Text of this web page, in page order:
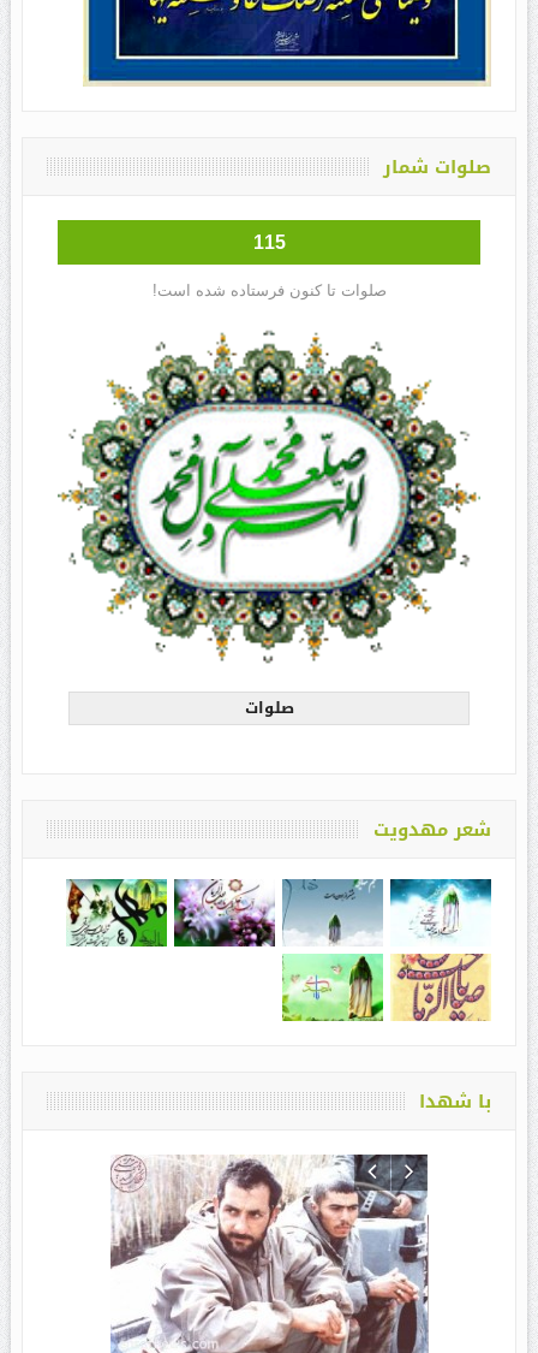
صلوات شمار
115
صلوات تا کنون فرستاده شده است!
صلوات
شعر مهدویت
با شهدا